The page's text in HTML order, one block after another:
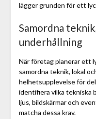
lägger grunden för ett
Samordna
underhållning
När företag planerar ett
samordna teknik, lokal
helhetsupplevelse för
identifiera vilka tekniska
ljus, bildskärmar och
matcha dessa krav.